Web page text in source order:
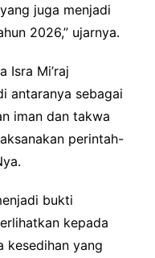
juga menjadi
2026,” ujarnya.
Isra Mi’raj
antaranya sebagai
iman dan takwa
perintah-
bukti
kepada
kesedihan yang